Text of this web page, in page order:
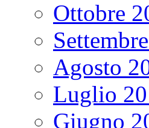
Ottobre
Agosto
Luglio
Giugno